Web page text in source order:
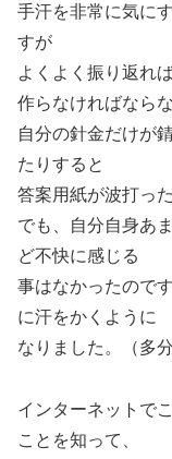
手汗を非常に気に
すが
よくよく振り返れ
作らなければなら
自分の針金だけが
たりすると
答案用紙が波打っ
でも、自分自身あ
ど不快に感じる
事はなかったので
に汗をかくように
なりました。（多
インターネットで
ことを知って、